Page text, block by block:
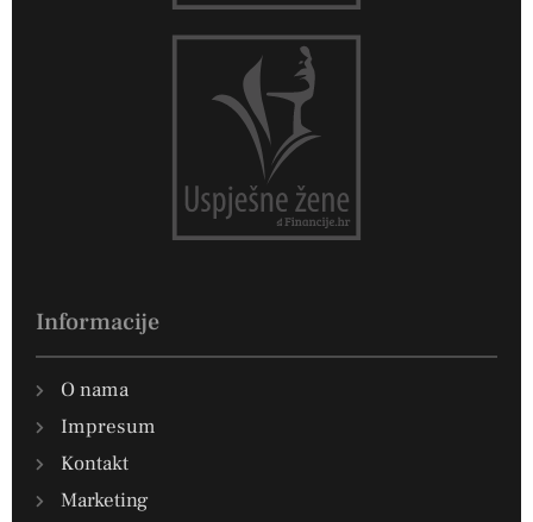
Informacije
O nama
Impresum
Kontakt
Marketing